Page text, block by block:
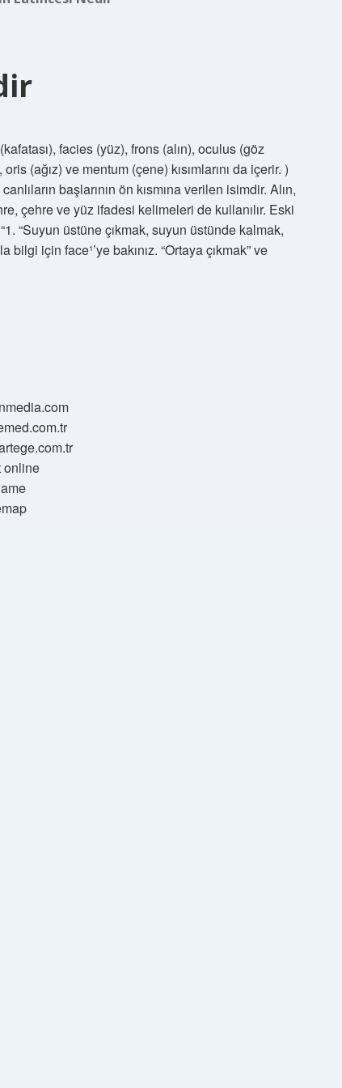
facies (yüz), frons (alın), oculus (göz
(ağız) ve mentum (çene) kısımlarını da içerir. )
başlarının ön kısmına verilen isimdir. Alın,
çehre ve yüz ifadesi kelimeleri de kullanılır. Eski
“Suyun üstüne çıkmak, suyun üstünde kalmak,
için face¹’ye bakınız. “Ortaya çıkmak” ve
online